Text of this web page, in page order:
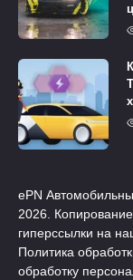
ePN
2026.
гиперссылки на
Политика
обработку